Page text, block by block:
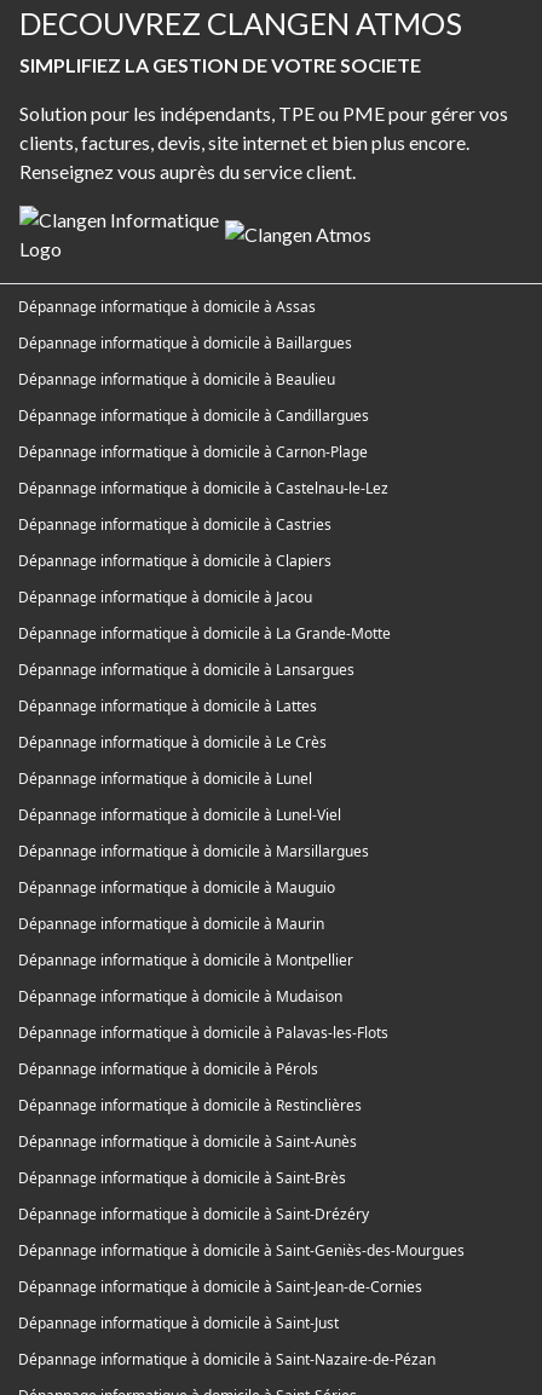
DECOUVREZ CLANGEN ATMOS
SIMPLIFIEZ LA GESTION DE VOTRE SOCIETE
Solution pour les indépendants, TPE ou PME pour gérer vos
clients, factures, devis, site internet et bien plus encore.
Renseignez vous auprès du service client.
Dépannage informatique à domicile à Assas
Dépannage informatique à domicile à Baillargues
Dépannage informatique à domicile à Beaulieu
Dépannage informatique à domicile à Candillargues
Dépannage informatique à domicile à Carnon-Plage
Dépannage informatique à domicile à Castelnau-le-Lez
Dépannage informatique à domicile à Castries
Dépannage informatique à domicile à Clapiers
Dépannage informatique à domicile à Jacou
Dépannage informatique à domicile à La Grande-Motte
Dépannage informatique à domicile à Lansargues
Dépannage informatique à domicile à Lattes
Dépannage informatique à domicile à Le Crès
Dépannage informatique à domicile à Lunel
Dépannage informatique à domicile à Lunel-Viel
Dépannage informatique à domicile à Marsillargues
Dépannage informatique à domicile à Mauguio
Dépannage informatique à domicile à Maurin
Dépannage informatique à domicile à Montpellier
Dépannage informatique à domicile à Mudaison
Dépannage informatique à domicile à Palavas-les-Flots
Dépannage informatique à domicile à Pérols
Dépannage informatique à domicile à Restinclières
Dépannage informatique à domicile à Saint-Aunès
Dépannage informatique à domicile à Saint-Brès
Dépannage informatique à domicile à Saint-Drézéry
Dépannage informatique à domicile à Saint-Geniès-des-Mourgues
Dépannage informatique à domicile à Saint-Jean-de-Cornies
Dépannage informatique à domicile à Saint-Just
Dépannage informatique à domicile à Saint-Nazaire-de-Pézan